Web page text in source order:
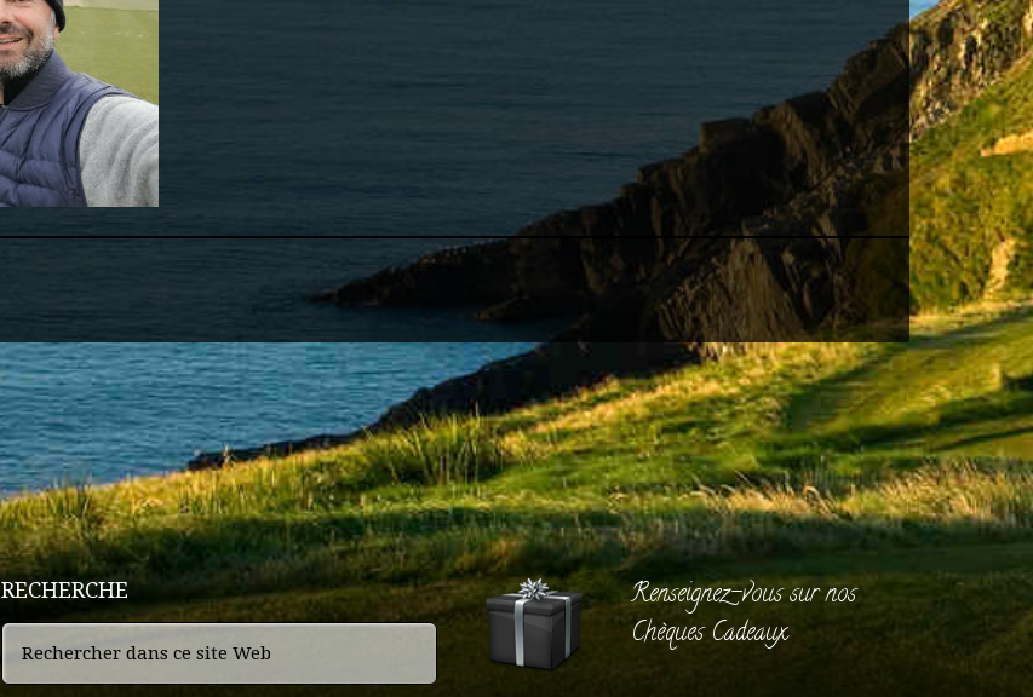
RECHERCHE
Renseignez-vous sur nos
Chèques Cadeaux